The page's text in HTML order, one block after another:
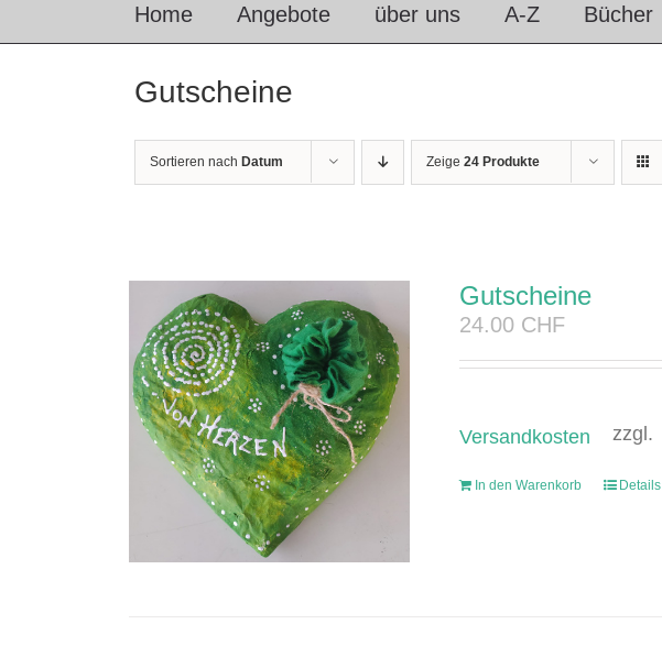
Home Angebote über uns A-Z Bücher
Gutscheine
Sortieren nach Datum Zeige 24 Produkte
Gutscheine
24.00 CHF
zzgl.
Versandkosten
In den Warenkorb Details